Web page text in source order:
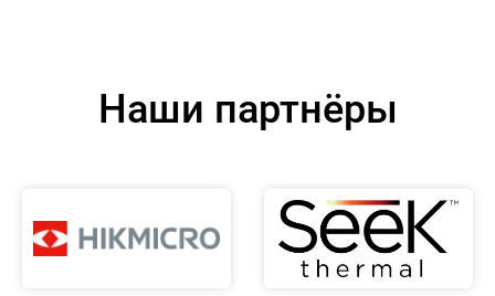
Наши партнёры